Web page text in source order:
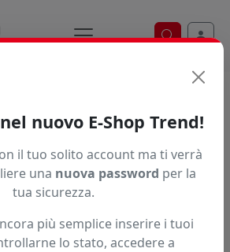
Ricerca
ECONOVA AURORA
nuovo E-Shop Trend!
il tuo solito account ma ti verrà
una nuova password per la
tua sicurezza.
più semplice inserire i tuoi
lo stato, accedere a